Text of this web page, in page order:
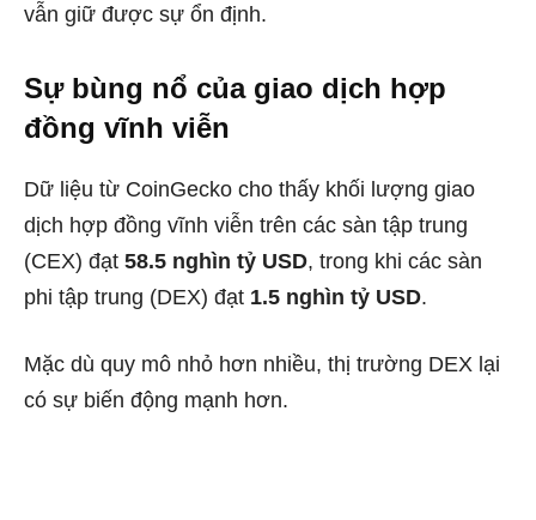
vẫn giữ được sự ổn định.
Sự bùng nổ của giao dịch hợp
đồng vĩnh viễn
Dữ liệu từ CoinGecko cho thấy khối lượng giao
dịch hợp đồng vĩnh viễn trên các sàn tập trung
(CEX) đạt 58.5 nghìn tỷ USD, trong khi các sàn
phi tập trung (DEX) đạt 1.5 nghìn tỷ USD.
Mặc dù quy mô nhỏ hơn nhiều, thị trường DEX lại
có sự biến động mạnh hơn.